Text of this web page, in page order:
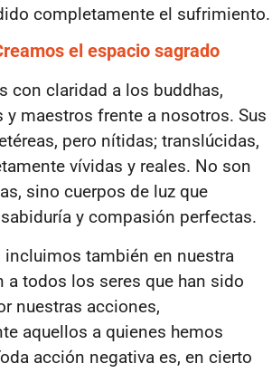
completamente el sufrimiento.
el espacio sagrado
con claridad a los buddhas,
y maestros frente a nosotros. Sus
pero nítidas; translúcidas,
vívidas y reales. No son
sino cuerpos de luz que
y compasión perfectas.
incluimos también en nuestra
a todos los seres que han sido
nuestras acciones,
aquellos a quienes hemos
acción negativa es, en cierto